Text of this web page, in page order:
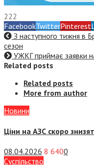
222
FacebookTwitterPinterest
З наступного тижня в
сезон
УЖКГ приймає заявки
Related posts
Related posts
More from author
Новини
Ціни на АЗС скоро
08.04.2026 8 6400
Суспiльство